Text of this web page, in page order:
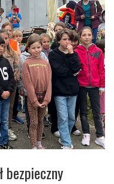
bezpieczny